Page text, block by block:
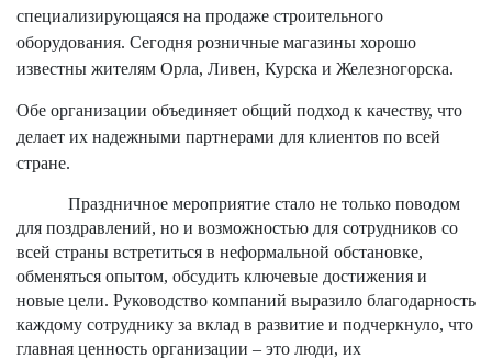
специализирующаяся на продаже строительного
оборудования. Сегодня розничные магазины хорошо
известны жителям Орла, Ливен, Курска и Железногорска.
Обе организации объединяет общий подход к качеству, что
делает их надежными партнерами для клиентов по всей
стране.
Праздничное мероприятие стало не только поводом
для поздравлений, но и возможностью для сотрудников со
всей страны встретиться в неформальной обстановке,
обменяться опытом, обсудить ключевые достижения и
новые цели. Руководство компаний выразило благодарность
каждому сотруднику за вклад в развитие и подчеркнуло, что
главная ценность организации – это люди, их